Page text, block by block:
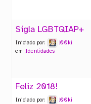
Sigla LGBTQIAP+
Iniciado por:
l00ki
em: Identidades
Feliz 2018!
Iniciado por:
l00ki